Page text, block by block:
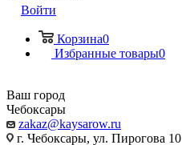
Войти
Корзина0
Избранные товары0
Ваш город
Чебоксары
zakaz@kaysarow.ru
г. Чебоксары, ул. Пирогова 10